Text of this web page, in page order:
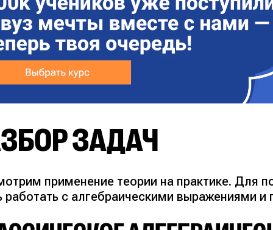
ЗАДАЧ
применение теории на практике. Для
работать с алгебраическими выражениями и